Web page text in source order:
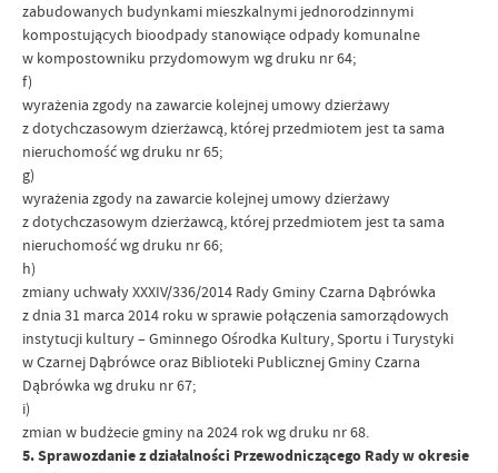
zabudowanych budynkami mieszkalnymi jednorodzinnymi
kompostujących bioodpady stanowiące odpady komunalne
w kompostowniku przydomowym wg druku nr 64;
f)
wyrażenia zgody na zawarcie kolejnej umowy dzierżawy
z dotychczasowym dzierżawcą, której przedmiotem jest ta sama
nieruchomość wg druku nr 65;
g)
wyrażenia zgody na zawarcie kolejnej umowy dzierżawy
z dotychczasowym dzierżawcą, której przedmiotem jest ta sama
nieruchomość wg druku nr 66;
h)
zmiany uchwały XXXIV/336/2014 Rady Gminy Czarna Dąbrówka
z dnia 31 marca 2014 roku w sprawie połączenia samorządowych
instytucji kultury – Gminnego Ośrodka Kultury, Sportu i Turystyki
w Czarnej Dąbrówce oraz Biblioteki Publicznej Gminy Czarna
Dąbrówka wg druku nr 67;
i)
zmian w budżecie gminy na 2024 rok wg druku nr 68.
5. Sprawozdanie z działalności Przewodniczącego Rady w okresie